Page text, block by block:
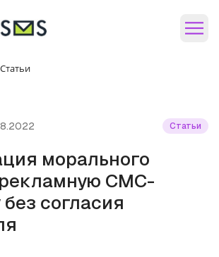
Статьи
Статьи
морального
СМС-
согласия